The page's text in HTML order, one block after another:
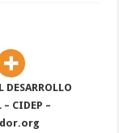
DESARROLLO
– CIDEP –